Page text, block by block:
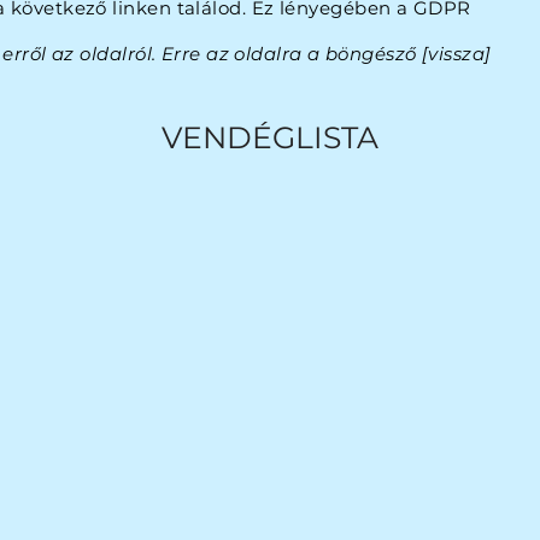
linken találod. Ez lényegében a GDPR
az oldalról. Erre az oldalra a böngésző [vissza]
VENDÉGLISTA